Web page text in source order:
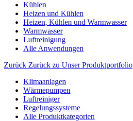
Kühlen
Heizen und Kühlen
Heizen, Kühlen und Warmwasser
Warmwasser
Luftreinigung
Alle Anwendungen
Zurück Zurück zu Unser Produktportfolio
Klimaanlagen
Wärmepumpen
Luftreiniger
Regelungssysteme
Alle Produktkategorien